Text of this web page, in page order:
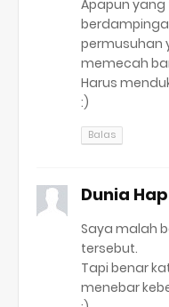
Apapun yang
permusuhan
memecah
Harus
:)
Balas
Dunia
Saya malah
tersebut.
Tapi benar
menebar